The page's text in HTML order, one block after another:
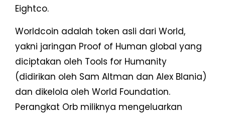
Eightco.
Worldcoin adalah token asli dari World,
yakni jaringan Proof of Human global yang
diciptakan oleh Tools for Humanity
(didirikan oleh Sam Altman dan Alex Blania)
dan dikelola oleh World Foundation.
Perangkat Orb miliknya mengeluarkan